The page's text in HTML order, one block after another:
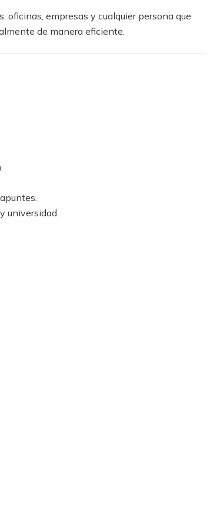
oficinas, empresas y cualquier persona que
de manera eficiente.
universidad.